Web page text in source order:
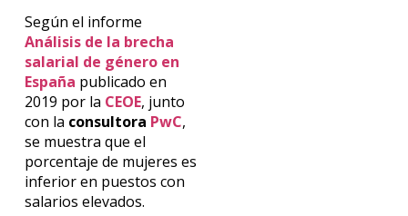
Según el informe
Análisis de la brecha
salarial de género en
España publicado en
2019 por la CEOE, junto
con la consultora PwC,
se muestra que el
porcentaje de mujeres es
inferior en puestos con
salarios elevados.